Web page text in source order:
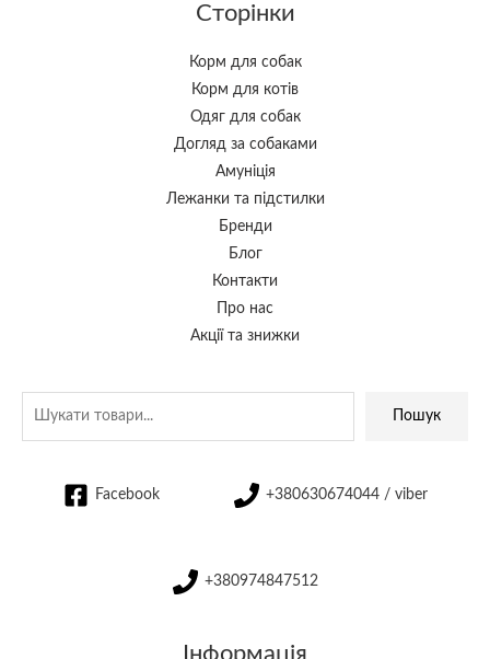
Сторінки
Корм для собак
Корм для котів
Одяг для собак
Догляд за собаками
Амуніція
Лежанки та підстилки
Бренди
Блог
Контакти
Про нас
Акції та знижки
Пошук
Facebook +380630674044 / viber
+380974847512
Інформація